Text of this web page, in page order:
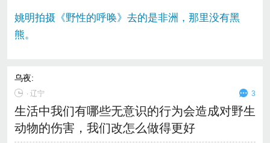
姚明拍摄《野性的呼唤》去的是非洲，那里没有黑
熊。
乌夜:
∙辽宁 3
生活中我们有哪些无意识的行为会造成对野生
动物的伤害，我们改怎么做得更好